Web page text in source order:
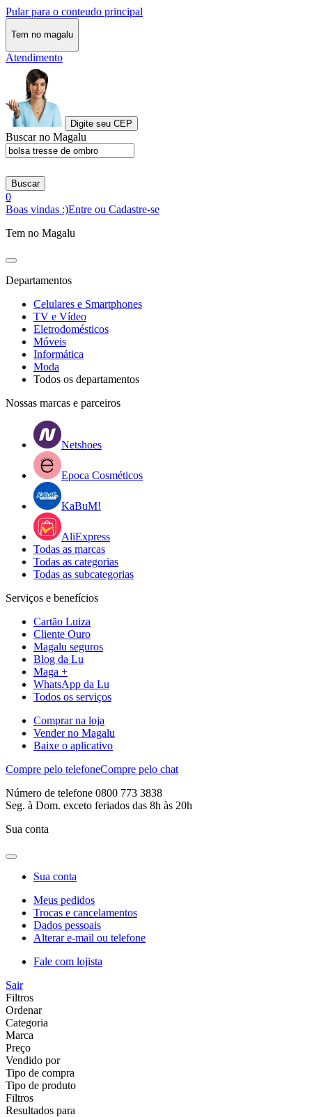
Pular para o conteudo principal
Tem no magalu
Atendimento
Digite seu CEP
Buscar no Magalu
Buscar
0
Boas vindas :)Entre ou Cadastre-se
Tem no Magalu
Departamentos
Celulares e Smartphones
TV e Vídeo
Eletrodomésticos
Móveis
Informática
Moda
Todos os departamentos
Nossas marcas e parceiros
Netshoes
Epoca Cosméticos
KaBuM!
AliExpress
Todas as marcas
Todas as categorias
Todas as subcategorias
Serviços e benefícios
Cartão Luiza
Cliente Ouro
Magalu seguros
Blog da Lu
Maga +
WhatsApp da Lu
Todos os serviços
Comprar na loja
Vender no Magalu
Baixe o aplicativo
Compre pelo telefoneCompre pelo chat
Número de telefone 0800 773 3838
Seg. à Dom. exceto feriados das 8h às 20h
Sua conta
Sua conta
Meus pedidos
Trocas e cancelamentos
Dados pessoais
Alterar e-mail ou telefone
Fale com lojista
Sair
Filtros
Ordenar
Categoria
Marca
Preço
Vendido por
Tipo de compra
Tipo de produto
Filtros
Resultados para